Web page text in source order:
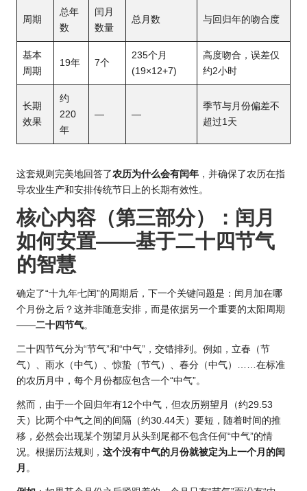
周期
总年
数
闰月
数量
总月数 与回归年的吻合度
基本
周期
19年 7个
235个月
(19×12+7)
高度吻合，误差仅
约2小时
长期
效果
约
220
年
— —
季节与月份偏差不
超过1天
这套规则完美地回答了农历为什么会有闰年 ，并确保了农历在指
导农业生产和安排传统节日上的长期有效性。
核心内容（第三部分）：闰月
如何安置——基于二十四节气
的智慧
确定了“十九年七闰”的周期后，下一个关键问题是：闰月加在哪
个月份之后？这并非随意安排，而是依据另一个重要的太阳周期
——二十四节气。
二十四节气分为“节气”和“中气”，交错排列。例如，立春（节
气）、雨水（中气）、惊蛰（节气）、春分（中气）……在标准
的农历月中，每个月份都应包含一个“中气”。
然而，由于一个回归年有12个中气，但农历朔望月（约29.53
天）比两个中气之间的间隔（约30.44天）要短，随着时间的推
移，必然会出现某个朔望月从头到尾都不包含任何“中气”的情
况。根据历法规则， 这个没有中气的月份就被定为上一个月的闰
月 。